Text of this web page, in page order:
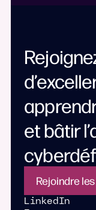
et bâtir
Rejoindre
LinkedIn